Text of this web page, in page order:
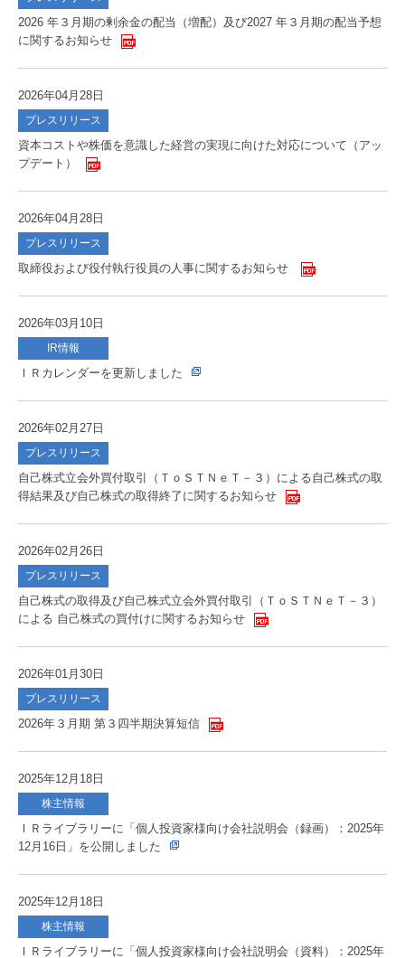
2026 年３月期の剰余金の配当（増配）及び2027 年３月期の配当予想
に関するお知らせ
2026年04月28日
プレスリリース
資本コストや株価を意識した経営の実現に向けた対応について（アッ
プデート）
2026年04月28日
プレスリリース
取締役および役付執行役員の人事に関するお知らせ
2026年03月10日
IR情報
ＩＲカレンダーを更新しました
2026年02月27日
プレスリリース
自己株式立会外買付取引（ＴｏＳＴＮｅＴ－３）による自己株式の取
得結果及び自己株式の取得終了に関するお知らせ
2026年02月26日
プレスリリース
自己株式の取得及び自己株式立会外買付取引（ＴｏＳＴＮｅＴ－３）
による 自己株式の買付けに関するお知らせ
2026年01月30日
プレスリリース
2026年３月期 第３四半期決算短信
2025年12月18日
株主情報
ＩＲライブラリーに「個人投資家様向け会社説明会（録画）：2025年
12月16日」を公開しました
2025年12月18日
株主情報
ＩＲライブラリーに「個人投資家様向け会社説明会（資料）：2025年